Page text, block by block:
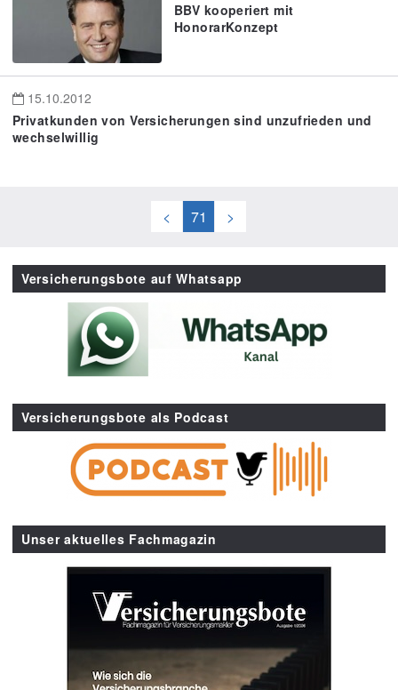
BBV kooperiert mit
HonorarKonzept
15.10.2012
Privatkunden von Versicherungen sind unzufrieden und
wechselwillig
< 71 >
Versicherungsbote auf Whatsapp
Versicherungsbote als Podcast
Unser aktuelles Fachmagazin